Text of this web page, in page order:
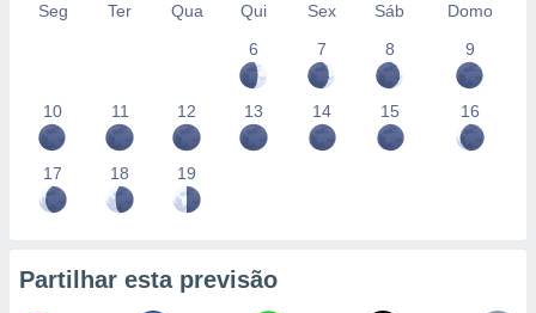
Seg Ter Qua Qui Sex Sáb
Domo
6
7 8 9
10 11 12 13 14 15 16
17 18 19
Partilhar esta previsão